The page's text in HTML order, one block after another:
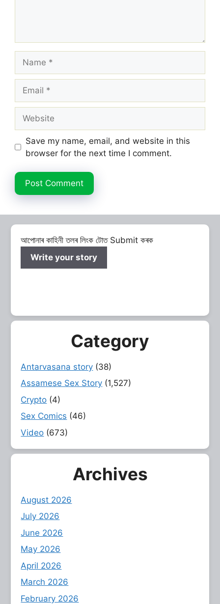
Save my name, email, and website in this
browser for the next time I comment.
আপোনাৰ কাহিনী তলৰ লিংক টোত Submit কৰক
Write your story
Category
Antarvasana story (38)
Assamese Sex Story (1,527)
Crypto (4)
Sex Comics (46)
Video (673)
Archives
August 2026
July 2026
June 2026
May 2026
April 2026
March 2026
February 2026